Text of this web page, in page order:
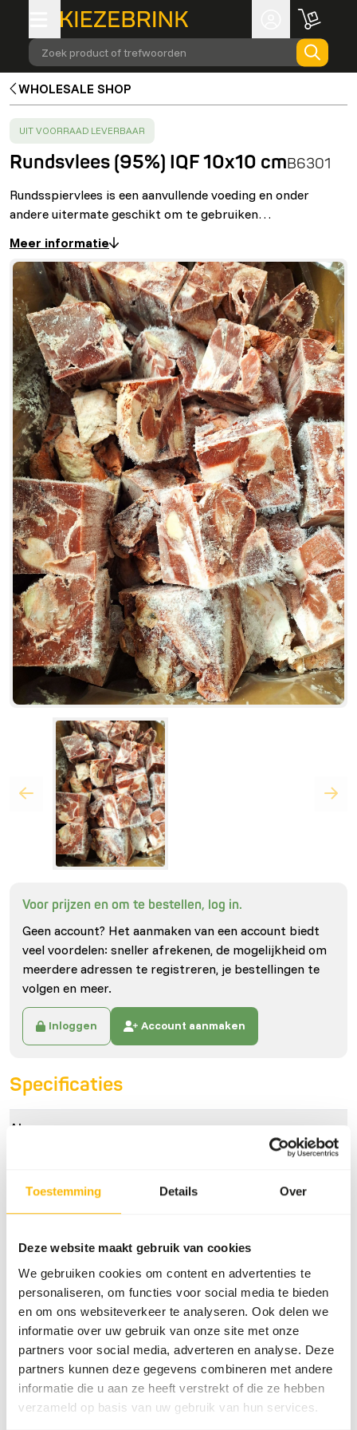
Toestemming Details Over
Deze website maakt gebruik van cookies
We gebruiken cookies om content en advertenties te
personaliseren, om functies voor social media te bieden
en om ons websiteverkeer te analyseren. Ook delen we
informatie over uw gebruik van onze site met onze
partners voor social media, adverteren en analyse. Deze
partners kunnen deze gegevens combineren met andere
informatie die u aan ze heeft verstrekt of die ze hebben
verzameld op basis van uw gebruik van hun services.
Zoek product of trefwoorden
WHOLESALE SHOP
SUCCESS:
UIT VOORRAAD LEVERBAAR
Rundsvlees (95%) IQF 10x10 cmB6301
Rundsspiervlees is een aanvullende voeding en onder
andere uitermate geschikt om te gebruiken…
Meer informatie
Voor prijzen en om te bestellen, log in.
Geen account? Het aanmaken van een account biedt
veel voordelen: sneller afrekenen, de mogelijkheid om
meerdere adressen te registreren, je bestellingen te
volgen en meer.
Inloggen Account aanmaken
Specificaties
Algemeen
10x10 cm
Artikelnummer
Verkoopeenheid
ca. 20 kg doos
Voorraadstatus
Uit voorraad leverbaar
Details
Maat
10 x 10 cm
Samenstelling
100% rundvlees